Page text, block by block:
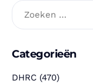
Categorieën
DHRC (470)